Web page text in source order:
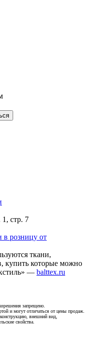
стр. 7
в розницу от
ткани,
купить которые можно
— balttex.ru
запрещено.
и могут отличаться от цены продаж.
внешний вид,
свойства.